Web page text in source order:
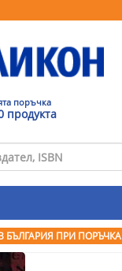
поръчка
продукта
БЪЛГАРИЯ ПРИ ПОРЪЧКА